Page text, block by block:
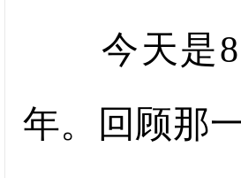
今天是8
年。回顾那